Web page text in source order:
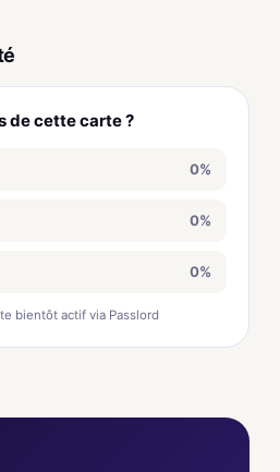
de cette carte ?
0%
0%
0%
bientôt actif via Passlord